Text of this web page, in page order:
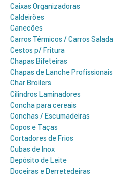
Caixas Organizadoras
Caldeirões
Canecões
Carros Térmicos / Carros Salada
Cestos p/ Fritura
Chapas Bifeteiras
Chapas de Lanche Profissionais
Char Broilers
Cilindros Laminadores
Concha para cereais
Conchas / Escumadeiras
Copos e Taças
Cortadores de Frios
Cubas de Inox
Depósito de Leite
Doceiras e Derretedeiras